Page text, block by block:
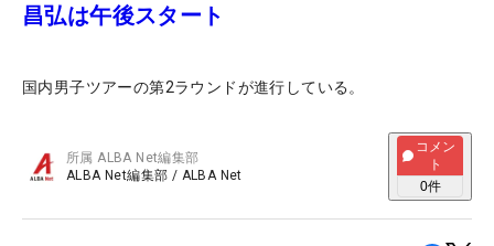
昌弘は午後スタート
国内男子ツアーの第2ラウンドが進行している。
所属ALBA Net編集部
ALBA Net編集部 / ALBA Net
コメン
ト
0件